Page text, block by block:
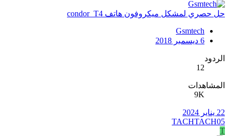
حل حصري لمشكل ميكروفون هاتف condor_T4
Gsmtech
6 ديسمبر 2018
الردود
12
المشاهدات
9K
22 يناير 2024
TACHTACH05
T